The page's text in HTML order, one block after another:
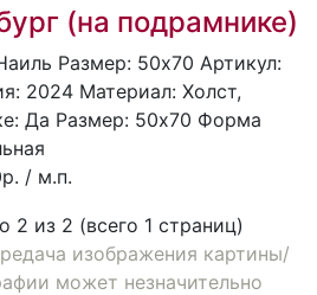
(на подрамнике)
Размер: 50x70 Артикул:
2024 Материал: Холст,
Да Размер: 50х70 Форма
/ м.п.
2 из 2 (всего 1 страниц)
изображения картины/
может незначительно